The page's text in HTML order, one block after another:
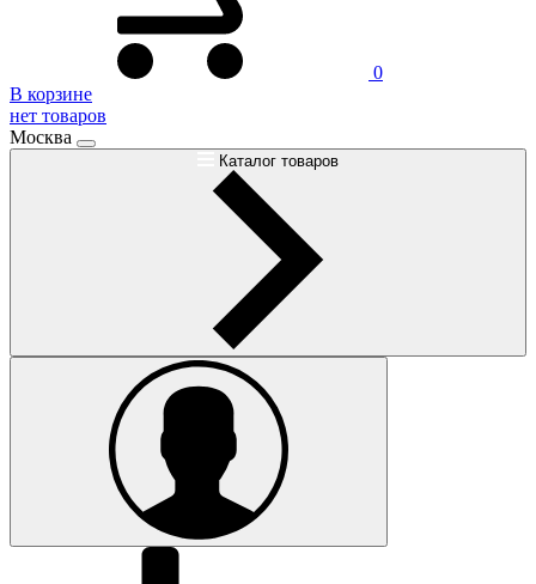
0
В корзине
нет товаров
Москва
Каталог товаров